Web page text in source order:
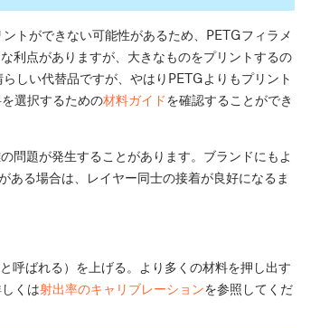
トができない可能性があるため、PETGフィラメ
利点がありますが、大きなものをプリントするの
しい代替品ですが、やはりPETGよりもプリント
選択するための材料ガイドを確認することができ
問題が発生することがあります。ブランドにもよ
る場合は、レイヤー同士の接着が良好になるま
ばれる）を上げる。より多くの材料を押し出す
くは射出率のキャリブレーションを参照してくだ